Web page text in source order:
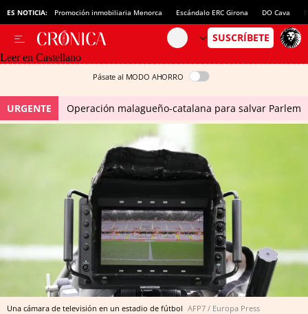
ES NOTICIA: Promoción inmobiliaria Menorca Escándalo ERC Girona DO Cava
Leer en Castellano
Pásate al MODO AHORRO
URGENTE Operación malagueño-catalana para salvar Parlem
Una cámara de televisión en un estadio de fútbol AFP7 / Europa Press